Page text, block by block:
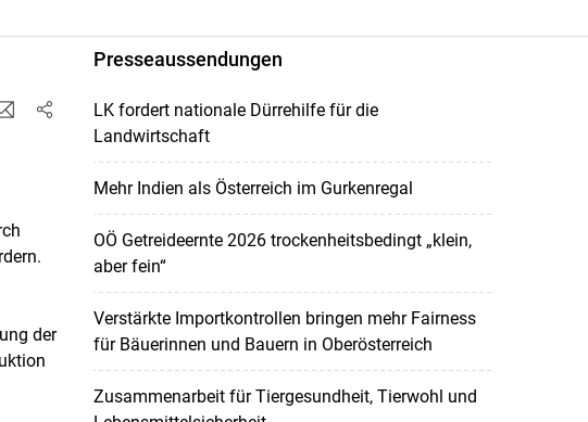
der
Presseaussendungen
LK fordert nationale Dürrehilfe für die
Landwirtschaft
Mehr Indien als Österreich im Gurkenregal
OÖ Getreideernte 2026 trockenheitsbedingt „klein,
aber fein“
Verstärkte Importkontrollen bringen mehr Fairness
für Bäuerinnen und Bauern in Oberösterreich
Zusammenarbeit für Tiergesundheit, Tierwohl und